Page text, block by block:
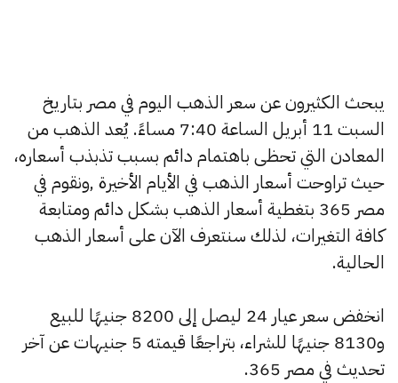
يبحث الكثيرون عن سعر الذهب اليوم في مصر بتاريخ
السبت 11 أبريل الساعة 7:40 مساءً. يُعد الذهب من
المعادن التي تحظى باهتمام دائم بسبب تذبذب أسعاره،
حيث تراوحت أسعار الذهب في الأيام الأخيرة ,ونقوم في
مصر 365 بتغطية أسعار الذهب بشكل دائم ومتابعة
كافة التغيرات، لذلك سنتعرف الآن على أسعار الذهب
الحالية.
انخفض سعر عيار 24 ليصل إلى 8200 جنيهًا للبيع
و8130 جنيهًا للشراء، بتراجعًا قيمته 5 جنيهات عن آخر
تحديث في مصر 365.